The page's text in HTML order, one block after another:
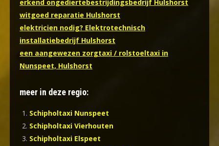
erkend ongediertebestrijdingsbedrijf Hulshorst
witgoed reparatie Hulshorst
elektricien nodig? Elektrotechnisch
installatiebedrijf Hulshorst
een aangewezen zorgtaxi / rolstoeltaxi in
Nunspeet, Hulshorst
meer in deze regio:
Schipholtaxi Nunspeet
Schipholtaxi Vierhouten
Schipholtaxi Elspeet